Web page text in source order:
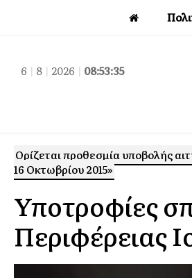
6 | 8 | 2026 | 08:53:36
Ορίζεται προθεσμία υποβολής
16 Οκτωβρίου 2015»
Υποτροφίες
Περιφέρειας